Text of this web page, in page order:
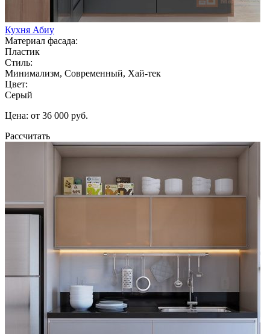
Кухня Абиу
Материал фасада:
Пластик
Стиль:
Минимализм, Современный, Хай-тек
Цвет:
Серый
Цена: от 36 000 руб.
Рассчитать